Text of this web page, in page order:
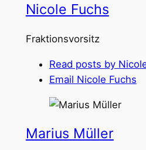
Nicole Fuchs
Fraktionsvorsitz
Read posts by
Email Nicole Fuchs
Marius Müller